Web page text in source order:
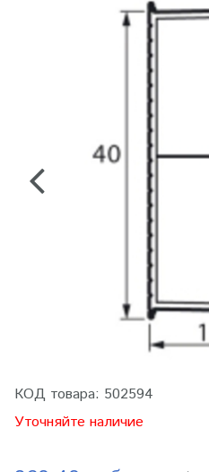
КОД товара: 502594
Уточняйте наличие